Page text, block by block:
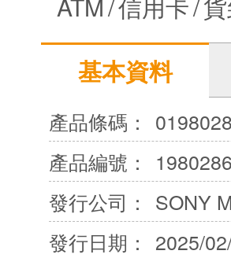
基本資料
產品條碼：
產品編號：
發行公司：
SONY
發行日期：
2025/